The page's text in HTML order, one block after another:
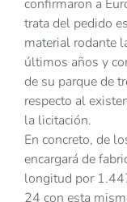
confirmaron a
trata del pedido
material rodante
últimos años y
de su parque de
respecto al
la licitación.
En concreto, de
encargará de
longitud por
24 con esta